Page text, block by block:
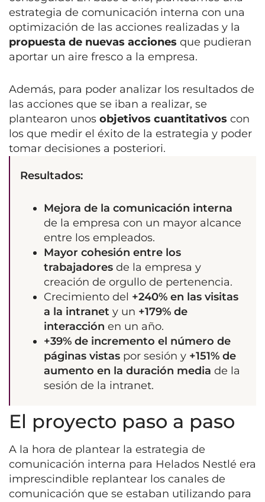
estrategia de comunicación interna con una
optimización de las acciones realizadas y la
propuesta de nuevas acciones que pudieran
aportar un aire fresco a la empresa.
Además, para poder analizar los resultados de
las acciones que se iban a realizar, se
plantearon unos objetivos cuantitativos con
los que medir el éxito de la estrategia y poder
tomar decisiones a posteriori.
Resultados:
Mejora de la comunicación interna
de la empresa con un mayor alcance
entre los empleados.
Mayor cohesión entre los
trabajadoresde la empresa y
creación de orgullo de pertenencia.
Crecimiento del +240% en las visitas
a la intranet y un +179% de
interacción en un año.
+39% de incremento el número de
páginas vistaspor sesión y +151% de
aumento en la duración media de la
sesión de la intranet.
El proyecto paso a paso
A la hora de plantear la estrategia de
comunicación interna para Helados Nestlé era
imprescindible replantear los canales de
comunicación que se estaban utilizando para